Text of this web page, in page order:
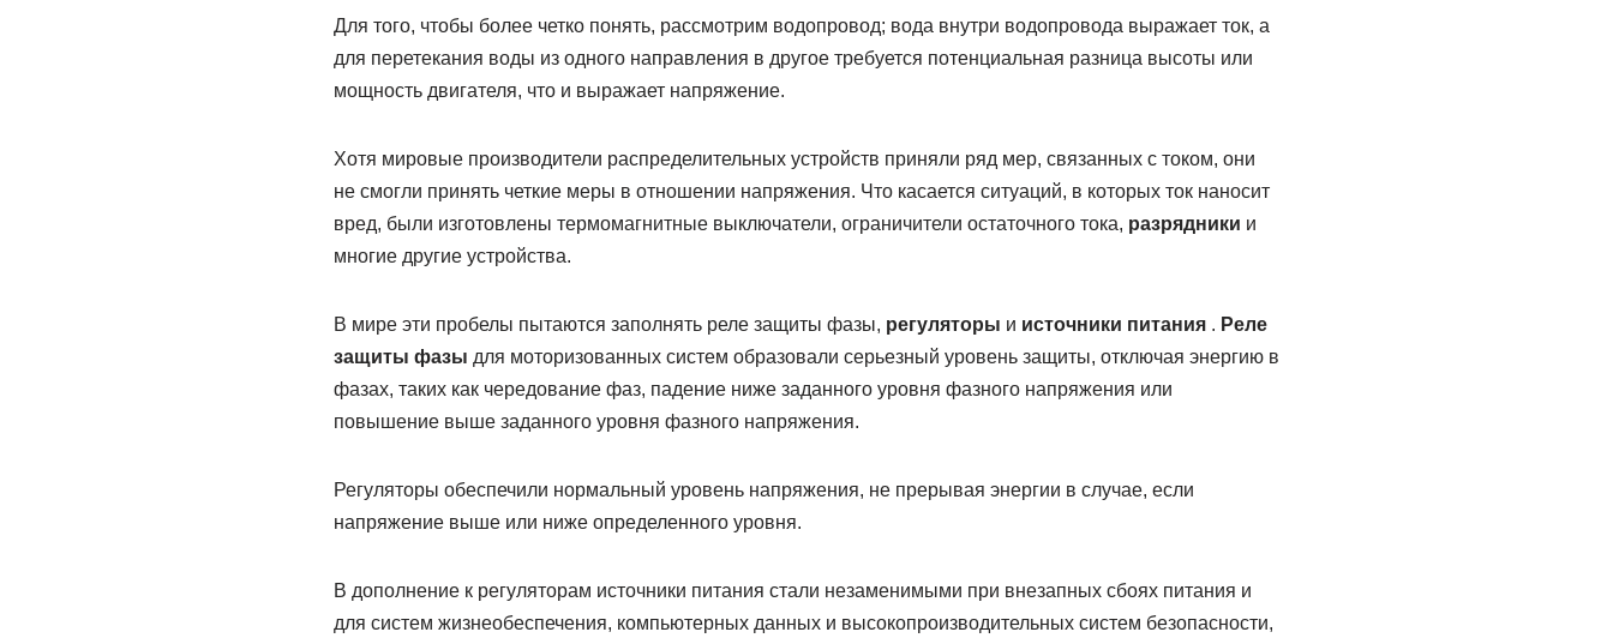
Для того, чтобы более четко понять, рассмотрим водопровод; вода внутри водопровода выражает ток, а
для перетекания воды из одного направления в другое требуется потенциальная разница высоты или
мощность двигателя, что и выражает напряжение.
Хотя мировые производители распределительных устройств приняли ряд мер, связанных с током, они
не смогли принять четкие меры в отношении напряжения. Что касается ситуаций, в которых ток наносит
вред, были изготовлены термомагнитные выключатели, ограничители остаточного тока, разрядники и
многие другие устройства.
В мире эти пробелы пытаются заполнять реле защиты фазы, регуляторы и источники питания. Реле
защиты фазы для моторизованных систем образовали серьезный уровень защиты, отключая энергию в
фазах, таких как чередование фаз, падение ниже заданного уровня фазного напряжения или
повышение выше заданного уровня фазного напряжения.
Регуляторы обеспечили нормальный уровень напряжения, не прерывая энергии в случае, если
напряжение выше или ниже определенного уровня.
В дополнение к регуляторам источники питания стали незаменимыми при внезапных сбоях питания и
для систем жизнеобеспечения, компьютерных данных и высокопроизводительных систем безопасности,